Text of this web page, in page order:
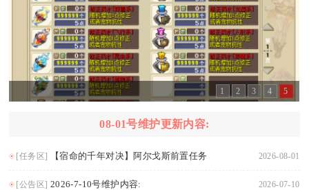
1 2 3 4 5
08-01号维护更新内容:
[任务区] 【宿命的千年对决】阿尔戈斯前置任务 2026-08-01
[公告区] 2026-7-10号维护内容: 2026-07-10